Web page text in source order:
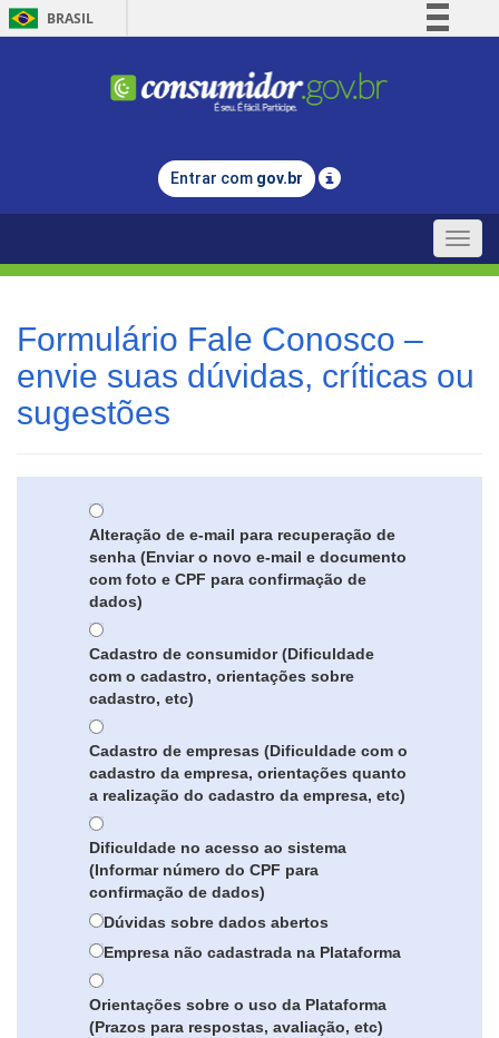
BRASIL
Comunica BR
Legislação
Entrar com gov.br
Toggle
Formulário Fale Conosco –
envie suas dúvidas, críticas ou
sugestões
Alteração de e-mail para recuperação de
senha (Enviar o novo e-mail e documento
com foto e CPF para confirmação de
dados)
Cadastro de consumidor (Dificuldade
com o cadastro, orientações sobre
cadastro, etc)
Cadastro de empresas (Dificuldade com o
cadastro da empresa, orientações quanto
a realização do cadastro da empresa, etc)
Dificuldade no acesso ao sistema
(Informar número do CPF para
confirmação de dados)
Dúvidas sobre dados abertos
Empresa não cadastrada na Plataforma
Orientações sobre o uso da Plataforma
(Prazos para respostas, avaliação, etc)